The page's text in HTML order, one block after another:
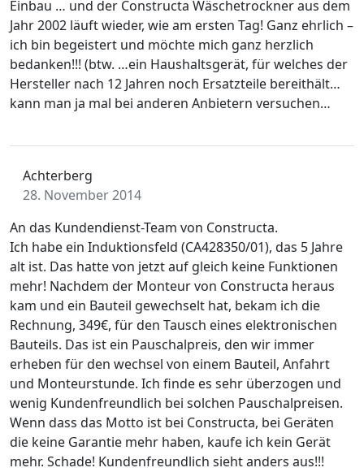
Einbau … und der Constructa Wäschetrockner aus dem
Jahr 2002 läuft wieder, wie am ersten Tag! Ganz ehrlich –
ich bin begeistert und möchte mich ganz herzlich
bedanken!!! (btw. …ein Haushaltsgerät, für welches der
Hersteller nach 12 Jahren noch Ersatzteile bereithält…
kann man ja mal bei anderen Anbietern versuchen…
Achterberg
28. November 2014
An das Kundendienst-Team von Constructa.
Ich habe ein Induktionsfeld (CA428350/01), das 5 Jahre
alt ist. Das hatte von jetzt auf gleich keine Funktionen
mehr! Nachdem der Monteur von Constructa heraus
kam und ein Bauteil gewechselt hat, bekam ich die
Rechnung, 349€, für den Tausch eines elektronischen
Bauteils. Das ist ein Pauschalpreis, den wir immer
erheben für den wechsel von einem Bauteil, Anfahrt
und Monteurstunde. Ich finde es sehr überzogen und
wenig Kundenfreundlich bei solchen Pauschalpreisen.
Wenn dass das Motto ist bei Constructa, bei Geräten
die keine Garantie mehr haben, kaufe ich kein Gerät
mehr. Schade! Kundenfreundlich sieht anders aus!!!